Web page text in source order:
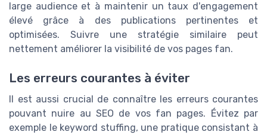
large audience et à maintenir un taux d'engagement
élevé grâce à des publications pertinentes et
optimisées. Suivre une stratégie similaire peut
nettement améliorer la visibilité de vos pages fan.
Les erreurs courantes à éviter
Il est aussi crucial de connaître les erreurs courantes
pouvant nuire au SEO de vos fan pages. Évitez par
exemple le keyword stuffing, une pratique consistant à